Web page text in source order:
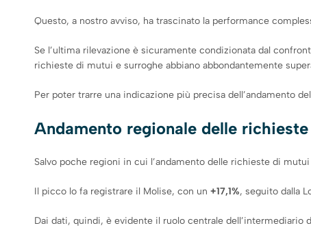
Questo, a nostro avviso, ha trascinato la performance
Se l’ultima rilevazione è sicuramente condizionata dal
richieste di mutui e surroghe abbiano abbondantemente
Per poter trarre una indicazione più precisa dell’andamento
Andamento regionale delle
Salvo poche regioni in cui l’andamento delle richieste di
Il picco lo fa registrare il Molise, con un +17,1%, seguito dalla
Dai dati, quindi, è evidente il ruolo centrale